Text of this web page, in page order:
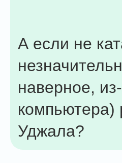
А если не
наверное,
компьютера)
Уджала?